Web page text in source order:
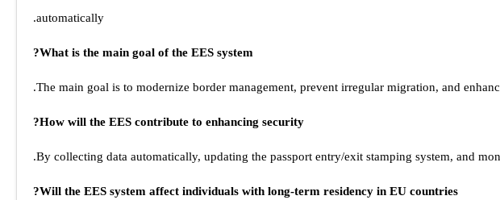
automatically.
What is the main goal of the EES system?
The main goal is to modernize border management, prevent irregular migration, and
How will the EES contribute to enhancing security?
By collecting data automatically, updating the passport entry/exit stamping system, and
Will the EES system affect individuals with long-term residency in EU countries?